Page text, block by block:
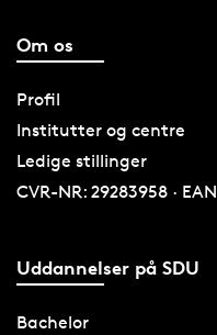
Om os
Profil
Institutter og centre
Ledige stillinger
CVR-NR: 29283958 · EAN
Uddannelser på SDU
Bachelor